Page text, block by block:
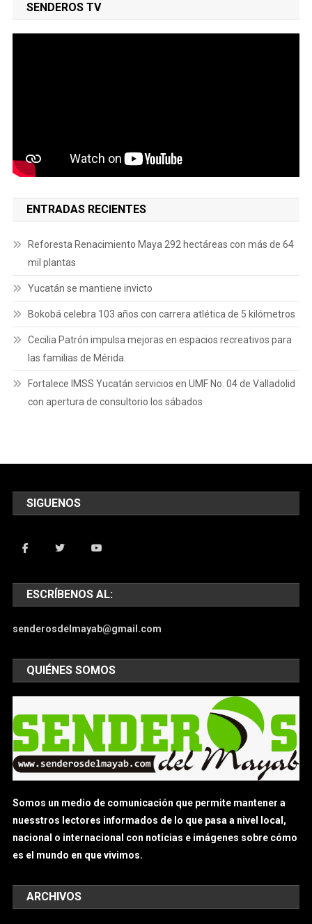
SENDEROS TV
ENTRADAS RECIENTES
Reforesta Renacimiento Maya 292 hectáreas con más de 64
mil plantas
Yucatán se mantiene invicto
Bokobá celebra 103 años con carrera atlética de 5 kilómetros
Cecilia Patrón impulsa mejoras en espacios recreativos para
las familias de Mérida.
Fortalece IMSS Yucatán servicios en UMF No. 04 de Valladolid
con apertura de consultorio los sábados
SIGUENOS
ESCRÍBENOS AL:
senderosdelmayab@gmail.com
QUIÉNES SOMOS
Somos un medio de comunicación que permite mantener a
nuesstros lectores informados de lo que pasa a nivel local,
nacional o internacional con noticias e imágenes sobre cómo
es el mundo en que vivimos.
ARCHIVOS